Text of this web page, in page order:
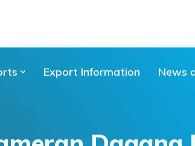
Export Information News